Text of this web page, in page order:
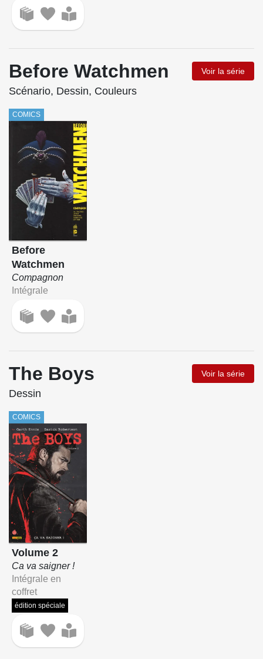
Before Watchmen Voir la série
Scénario, Dessin, Couleurs
COMICS
Before
Watchmen
Compagnon
Intégrale
The Boys Voir la série
Dessin
COMICS
Volume 2
Ca va saigner !
Intégrale en
coffret
édition spéciale